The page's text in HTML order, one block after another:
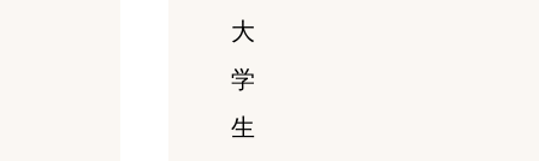
大
学
生